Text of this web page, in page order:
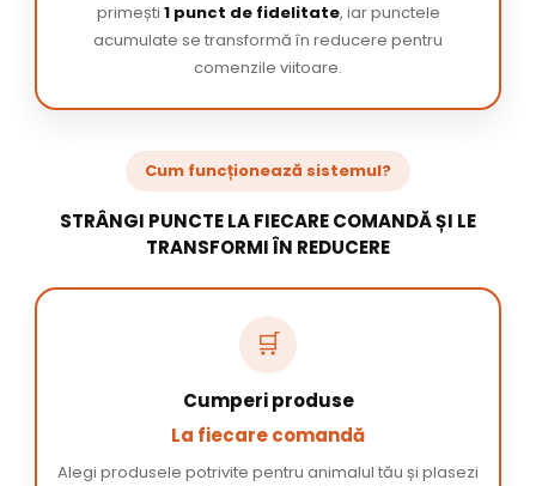
primești 1 punct de fidelitate, iar punctele
acumulate se transformă în reducere pentru
comenzile viitoare.
Cum funcționează sistemul?
STRÂNGI PUNCTE LA FIECARE COMANDĂ ȘI LE
TRANSFORMI ÎN REDUCERE
🛒
Cumperi produse
La fiecare comandă
Alegi produsele potrivite pentru animalul tău și plasezi